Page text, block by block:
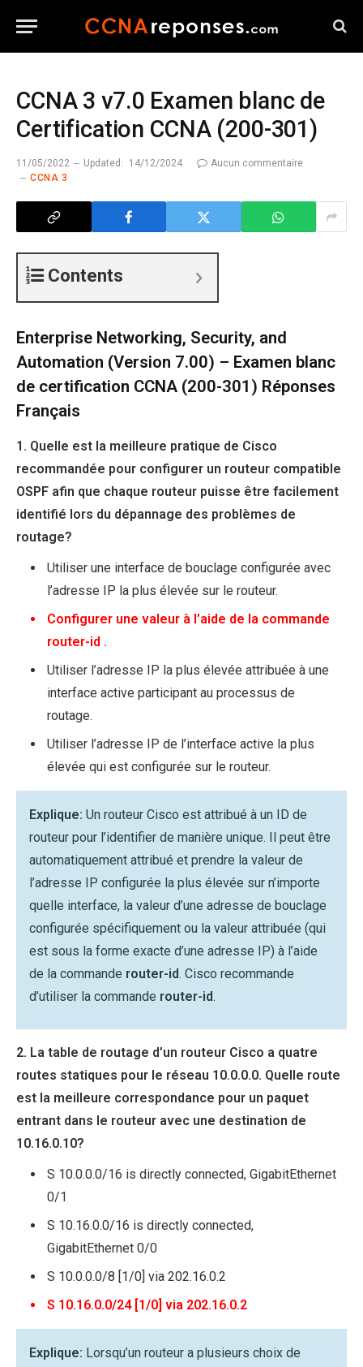
CCNA 3 v7.0 Examen blanc de
Certification CCNA (200-301)
11/05/2022 Updated: 14/12/2024
Aucun commentaire
CCNA 3
Contents
Enterprise Networking, Security, and
Automation (Version 7.00) – Examen blanc
de certification CCNA (200-301) Réponses
Français
1. Quelle est la meilleure pratique de Cisco
recommandée pour configurer un routeur compatible
OSPF afin que chaque routeur puisse être facilement
identifié lors du dépannage des problèmes de
routage?
Utiliser une interface de bouclage configurée avec
l’adresse IP la plus élevée sur le routeur.
Configurer une valeur à l’aide de la commande
router-id .
Utiliser l’adresse IP la plus élevée attribuée à une
interface active participant au processus de
routage.
Utiliser l’adresse IP de l’interface active la plus
élevée qui est configurée sur le routeur.
Explique: Un routeur Cisco est attribué à un ID de
routeur pour l’identifier de manière unique. Il peut être
automatiquement attribué et prendre la valeur de
l’adresse IP configurée la plus élevée sur n’importe
quelle interface, la valeur d’une adresse de bouclage
configurée spécifiquement ou la valeur attribuée (qui
est sous la forme exacte d’une adresse IP) à l’aide
de la commande router-id. Cisco recommande
d’utiliser la commande router-id.
2. La table de routage d’un routeur Cisco a quatre
routes statiques pour le réseau 10.0.0.0. Quelle route
est la meilleure correspondance pour un paquet
entrant dans le routeur avec une destination de
10.16.0.10?
S 10.0.0.0/16 is directly connected, GigabitEthernet
0/1
S 10.16.0.0/16 is directly connected,
GigabitEthernet 0/0
S 10.0.0.0/8 [1/0] via 202.16.0.2
S 10.16.0.0/24 [1/0] via 202.16.0.2
Explique: Lorsqu’un routeur a plusieurs choix de